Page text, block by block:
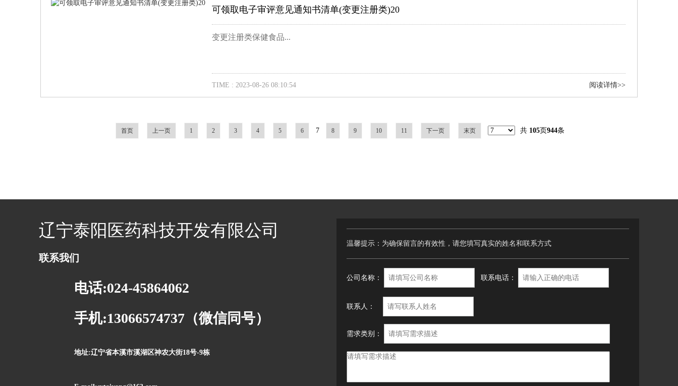
可领取电子审评意见通知书清单(变更注册类)20
变更注册类保健食品...
TIME : 2023-08-26 08:10:54 阅读详情>>
首页 上一页 1 2 3 4 5 6 7 8 9 10 11 下一页 末页 共 105页944条
温馨提示：为确保留言的有效性，请您填写真实的姓名和联系方式
公司名称： 联系电话：
联系人：
需求类别：
辽宁泰阳医药科技开发有限公司
联系我们
电话:024-45864062
手机:13066574737（微信同号）
地址:辽宁省本溪市溪湖区神农大街18号-9栋